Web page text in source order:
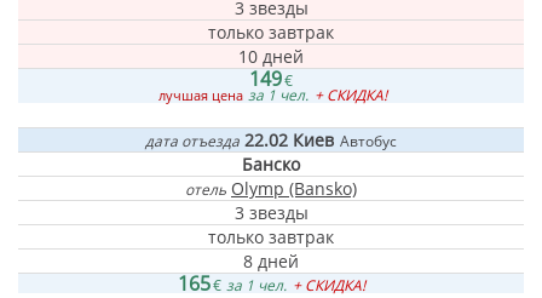
3 звезды
только завтрак
10 дней
149€
лучшая цена за 1 чел. + СКИДКА!
дата отъезда 22.02 Киев Автобус
Банско
отель Olymp (Bansko)
3 звезды
только завтрак
8 дней
165€ за 1 чел. + СКИДКА!